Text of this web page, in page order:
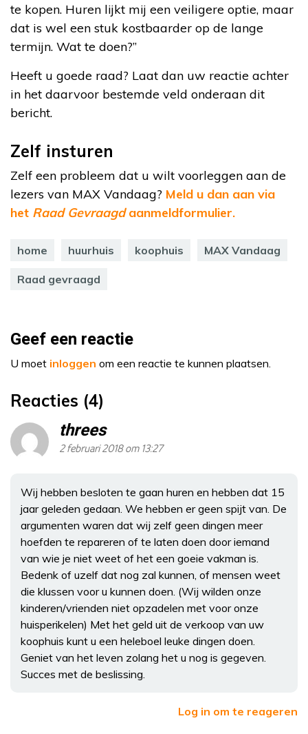
te kopen. Huren lijkt mij een veiligere optie, maar
dat is wel een stuk kostbaarder op de lange
termijn. Wat te doen?”
Heeft u goede raad? Laat dan uw reactie achter
in het daarvoor bestemde veld onderaan dit
bericht.
Zelf insturen
Zelf een probleem dat u wilt voorleggen aan de
lezers van MAX Vandaag? Meld u dan aan via
het Raad Gevraagdaanmeldformulier.
home huurhuis koophuis MAX Vandaag
Raad gevraagd
Geef een reactie
U moet inloggen om een reactie te kunnen plaatsen.
Reacties (4)
threes
2 februari 2018 om 13:27
Wij hebben besloten te gaan huren en hebben dat 15
jaar geleden gedaan. We hebben er geen spijt van. De
argumenten waren dat wij zelf geen dingen meer
hoefden te repareren of te laten doen door iemand
van wie je niet weet of het een goeie vakman is.
Bedenk of uzelf dat nog zal kunnen, of mensen weet
die klussen voor u kunnen doen. (Wij wilden onze
kinderen/vrienden niet opzadelen met voor onze
huisperikelen) Met het geld uit de verkoop van uw
koophuis kunt u een heleboel leuke dingen doen.
Geniet van het leven zolang het u nog is gegeven.
Succes met de beslissing.
Log in om te reageren